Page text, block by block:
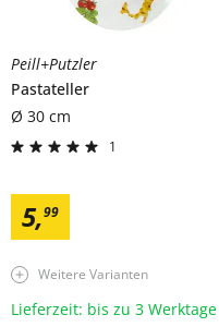
Peill+Putzler
Pastateller
Ø 30 cm
1
5,99
Weitere Varianten
Lieferzeit: bis zu 3 Werktage